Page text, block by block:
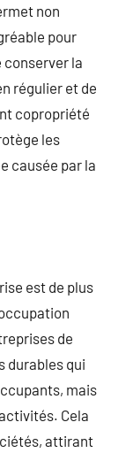
non
pour
conserver la
régulier et de
copropriété
les
causée par la
est de plus
de
durables qui
mais
Cela
attirant